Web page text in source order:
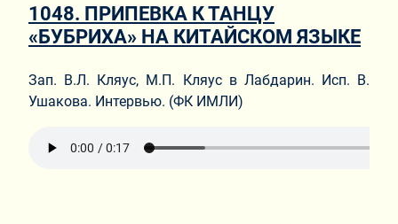
1048. ПРИПЕВКА К ТАНЦУ
«БУБРИХА» НА КИТАЙСКОМ ЯЗЫКЕ
Зап. В.Л. Кляус, М.П. Кляус в Лабдарин. Исп. В.
Ушакова. Интервью. (ФК ИМЛИ)